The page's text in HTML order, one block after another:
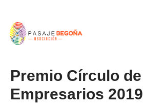
Premio Círculo de
Empresarios 2019